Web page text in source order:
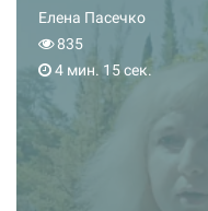
Елена Пасечко
835
4 мин. 15 сек.